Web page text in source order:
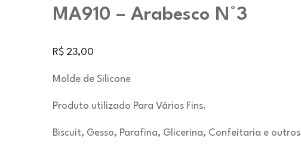
MA910 – Arabesco N°3
R$23,00
Molde de Silicone
Produto utilizado Para Vários Fins.
Biscuit, Gesso, Parafina, Glicerina, Confeitaria e outros